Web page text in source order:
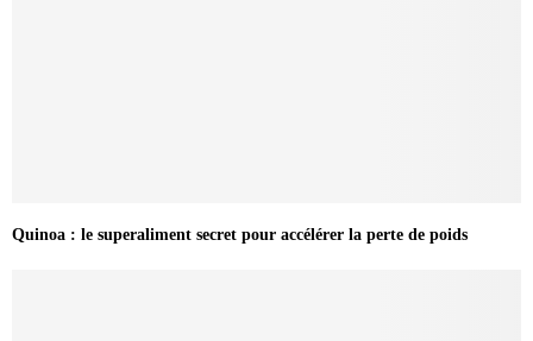
Quinoa : le superaliment secret pour accélérer la perte de poids